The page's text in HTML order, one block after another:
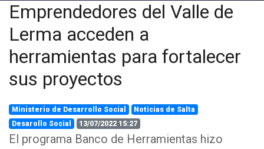
Emprendedores del Valle de
Lerma acceden a
herramientas para fortalecer
sus proyectos
Ministerio de Desarrollo Social
Noticias de Salta
Desarollo Social
13/07/2022 15:27
El programa Banco de Herramientas hizo